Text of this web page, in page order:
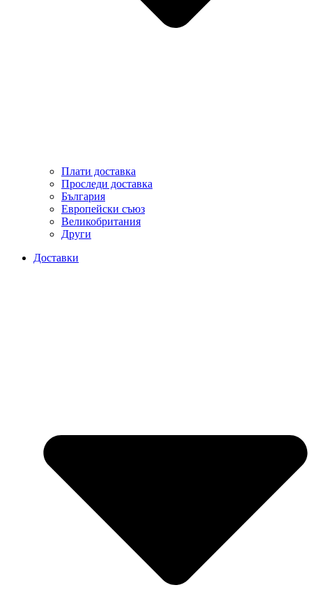
Плати доставка
Проследи доставка
България
Европейски съюз
Великобритания
Други
Доставки